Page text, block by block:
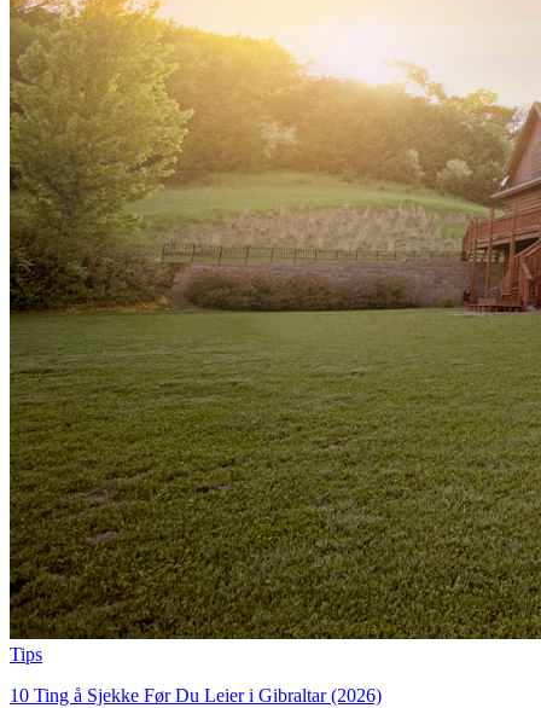
Tips
10 Ting å Sjekke Før Du Leier i Gibraltar (2026)